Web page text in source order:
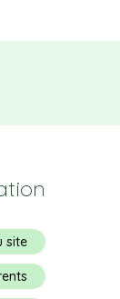
site